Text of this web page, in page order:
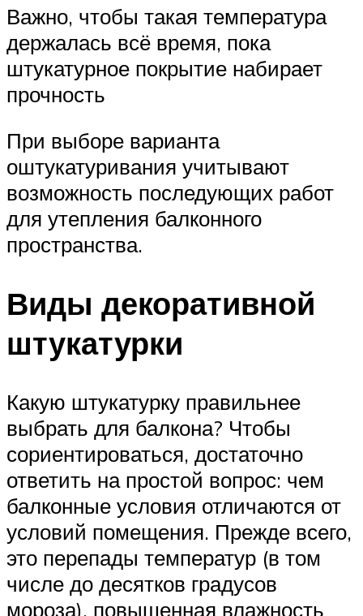
Важно, чтобы такая температура
держалась всё время, пока
штукатурное покрытие набирает
прочность
При выборе варианта
оштукатуривания учитывают
возможность последующих работ
для утепления балконного
пространства.
Виды декоративной
штукатурки
Какую штукатурку правильнее
выбрать для балкона? Чтобы
сориентироваться, достаточно
ответить на простой вопрос: чем
балконные условия отличаются от
условий помещения. Прежде всего,
это перепады температур (в том
числе до десятков градусов
мороза), повышенная влажность